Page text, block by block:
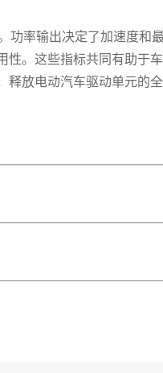
功率输出决定了加速度和
。这些指标共同有助于
放电动汽车驱动单元的